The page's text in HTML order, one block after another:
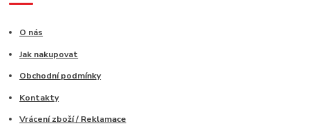
O nás
Jak nakupovat
Obchodní podmínky
Kontakty
Vrácení zboží / Reklamace